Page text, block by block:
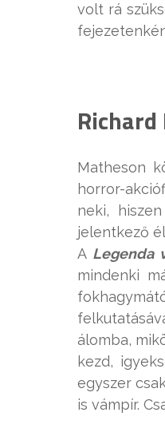
volt rá
Matheson
horror-
neki,
jelentkező
A Legenda
mindenki
álomba,
kezd,
egyszer
is vámpír.